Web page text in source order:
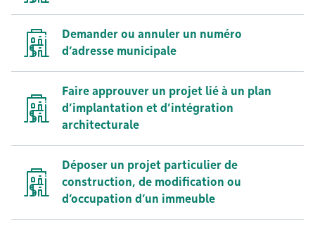
Demander ou annuler un numéro
d’adresse municipale
Faire approuver un projet lié à un plan
d’implantation et d’intégration
architecturale
Déposer un projet particulier de
construction, de modification ou
d’occupation d’un immeuble